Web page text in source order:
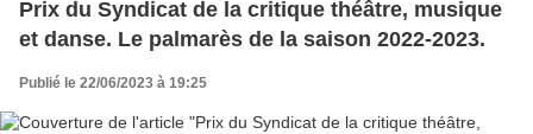
Prix du Syndicat de la critique théâtre, musique
et danse. Le palmarès de la saison 2022-2023.
Publié le 22/06/2023 à 19:25